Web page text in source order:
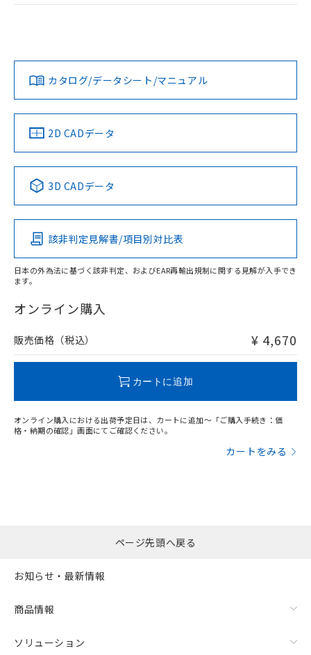
EU RoHS 注意事項・凡例
対応済み
中国 RoHS 注意事項・凡例
Pb Hg Cd Cr(VI)
O
在庫等で未対応品が混在する可能性があります。
問い合わせください。
LR型式承認
（イギリス
船舶規格）
DNV型式承認
（ノルウェー
BV型式承認
（フランス
KR型式
（韓国
No No No No
この製品の規格認証/適合状況ページへ
その他の認証はこちらのページからご検索ください
カタログ/データシート/マニュアル
2D CADデータ
3D CADデータ
該非判定見解書/項目別対比表
日本の外為法に基づく該非判定、およびEAR再輸出規制に関する見解が入手でき
ます。
オンライン購入
販売価格（税込） ¥ 4,670
カートに追加
オンライン購入における出荷予定日は、カートに追加～「ご購入手続き：価
格・納期の確認」画面にてご確認ください。
カートをみる
ページ先頭へ戻る
お知らせ・最新情報
商品情報
ソリューション